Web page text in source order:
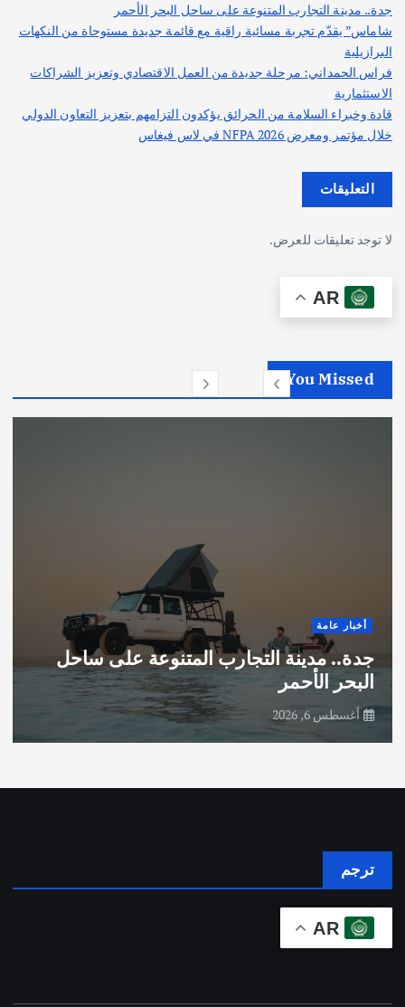
جدة.. مدينة التجارب المتنوعة على ساحل البحر الأحمر
شاماس” يقدّم تجربة مسائية راقية مع قائمة جديدة مستوحاة من النكهات
البرازيلية
فراس الحمداني: مرحلة جديدة من العمل الاقتصادي وتعزيز الشراكات
الاستثمارية
قادة وخبراء السلامة من الحرائق يؤكدون التزامهم بتعزيز التعاون الدولي
خلال مؤتمر ومعرض NFPA 2026 في لاس فيغاس
التعليقات
لا توجد تعليقات للعرض.
AR
You Missed
أخبار عامة
جدة.. مدينة التجارب المتنوعة على ساحل
البحر الأحمر
أغسطس 6, 2026
ترجم
AR